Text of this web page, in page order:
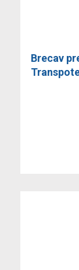
Brecav